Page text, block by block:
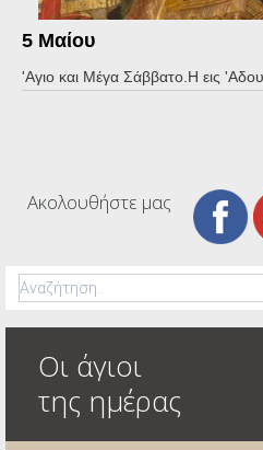
5 Μαίου
'Αγιο και Μέγα Σάββατο.Η εις
Ακολουθήστε μας
Οι άγιοι
της ημέρας